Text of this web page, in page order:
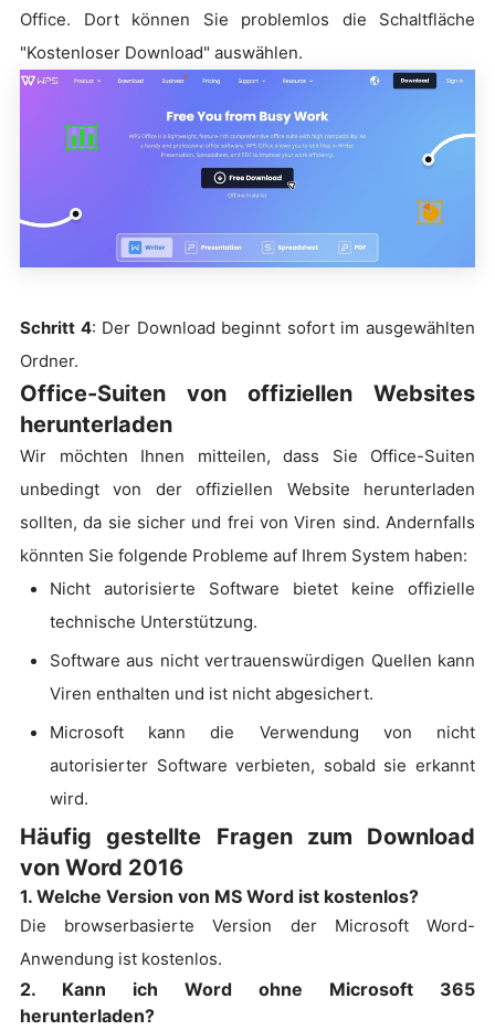
Office. Dort können Sie problemlos die Schaltfläche
"Kostenloser Download" auswählen.
Schritt 4: Der Download beginnt sofort im ausgewählten
Ordner.
Office-Suiten von offiziellen Websites
herunterladen
Wir möchten Ihnen mitteilen, dass Sie Office-Suiten
unbedingt von der offiziellen Website herunterladen
sollten, da sie sicher und frei von Viren sind. Andernfalls
könnten Sie folgende Probleme auf Ihrem System haben:
Nicht autorisierte Software bietet keine offizielle
technische Unterstützung.
Software aus nicht vertrauenswürdigen Quellen kann
Viren enthalten und ist nicht abgesichert.
Microsoft kann die Verwendung von nicht
autorisierter Software verbieten, sobald sie erkannt
wird.
Häufig gestellte Fragen zum Download
von Word 2016
1. Welche Version von MS Word ist kostenlos?
Die browserbasierte Version der Microsoft Word-
Anwendung ist kostenlos.
2. Kann ich Word ohne Microsoft 365
herunterladen?